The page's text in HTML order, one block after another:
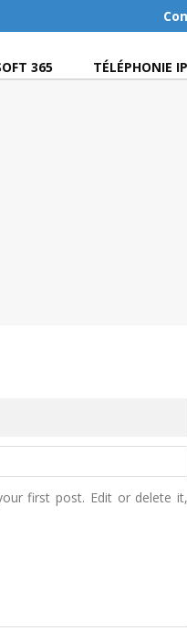
365 TÉLÉPHONIE IP
first post. Edit or delete it,